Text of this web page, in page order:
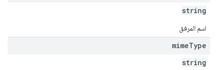
string
اسم المرفق
mimeType
string